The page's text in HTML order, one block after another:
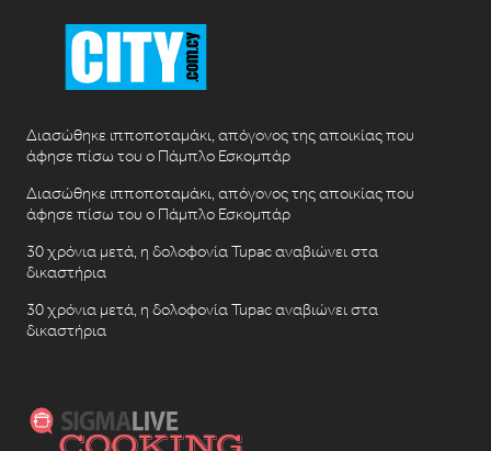
Διασώθηκε ιπποποταμάκι, απόγονος της αποικίας που
άφησε πίσω του ο Πάμπλο Εσκομπάρ
Διασώθηκε ιπποποταμάκι, απόγονος της αποικίας που
άφησε πίσω του ο Πάμπλο Εσκομπάρ
30 χρόνια μετά, η δολοφονία Tupac αναβιώνει στα
δικαστήρια
30 χρόνια μετά, η δολοφονία Tupac αναβιώνει στα
δικαστήρια